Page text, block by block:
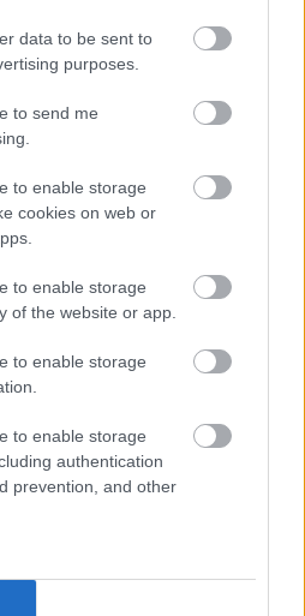
data to be sent to
purposes.
to send me
to enable storage
cookies on web or
to enable storage
of the website or app.
to enable storage
to enable storage
authentication
prevention, and other
Szegedi Ilona és Béres
végzett a
tanár úr volt a tanára. És
most be fogunk
Ez egy kicsit igaz a
tulajdonképpen a
Tehát egyszerre lehet látni
Enikőt, Lukács Sándort,
Papp Verát, Hegedűs
hát sorolja?
az igazgatói szobájába
a kezében. Orosz
a próbához?
a Legenda a lóról c.
az öreg foltos telivért
Moszkvából, ahol